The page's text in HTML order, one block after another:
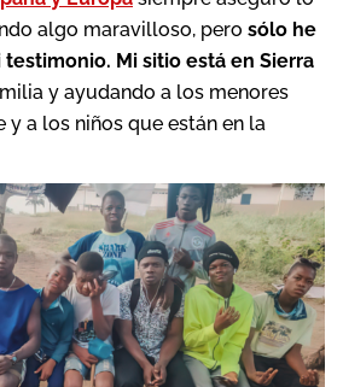
algo maravilloso, pero sólo he
testimonio. Mi sitio está en Sierra
y ayudando a los menores
y a los niños que están en la